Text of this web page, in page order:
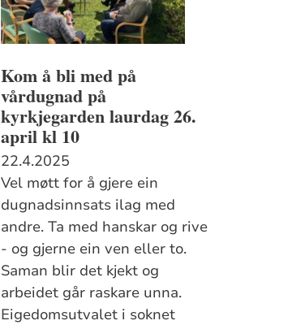
Kom å bli med på
vårdugnad på
kyrkjegarden laurdag 26.
april kl 10
22.4.2025
Vel møtt for å gjere ein
dugnadsinnsats ilag med
andre. Ta med hanskar og rive
- og gjerne ein ven eller to.
Saman blir det kjekt og
arbeidet går raskare unna.
Eigedomsutvalet i soknet